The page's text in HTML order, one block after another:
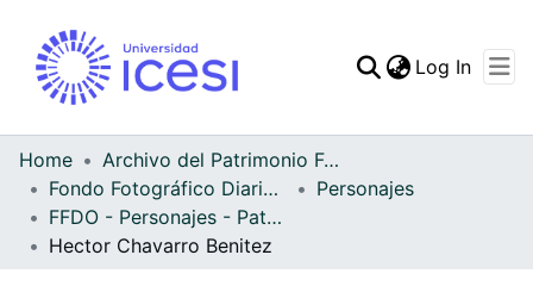
Statistics
Log In
Home
Archivo del Patrimonio Fotográfico y Fílmico del Valle del Cauca
Fondo Fotográfico Diario Occidente
Personajes
FFDO - Personajes - Patrimonial
Hector Chavarro Benitez